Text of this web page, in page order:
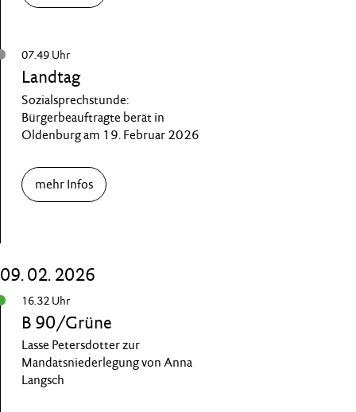
07.49 Uhr
Landtag
Sozialsprechstunde:
Bürgerbeauftragte berät in
Oldenburg am 19. Februar 2026
mehr Infos
09. 02. 2026
16.32 Uhr
B 90/Grüne
Lasse Petersdotter zur
Mandatsniederlegung von Anna
Langsch